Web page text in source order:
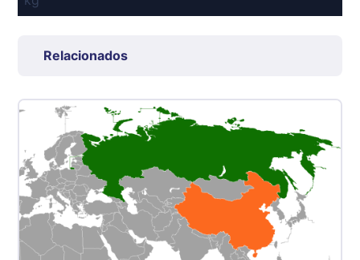
R$ 7,53
Suíno - Estadual
R$ 5,06
kg
Suíno - Estadual
MG
R$ 5,04
kg
Relacionados